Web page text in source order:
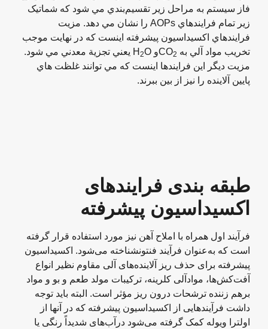
فاز سيستم به مراحل زير تقسيم‌بندي مي شود که شماتيک
زیر تمام فرايندهاي AOPs را نشان مي دهد. مزيت
فرايندهاي اکسيداسيون پيشرفته اينست که در نهايت موجب
تخريب مواد آلي به CO 2 و H 2
O يعني تجزية معدني مي شود.
مزيت ديگر اين فرايندها اينست که مي توانند غلظت هاي
پايين آلاينده را نيز از بين ببرند.
طبقه بندی فرایندهای
اکسیداسیون پیشرفته
فرآیند اول همراه با املاح آهن نیز مورد استفاده قرار گرفته
است که به‌عنوان فرآیند فنتونشناخته می‌شود. اکسیداسیون
پیشرفته برای حذف ریز آلاینده‌های آلی مقاوم نظیر انواع
آفت‌کش‌ها، موادآلی کلرینه، ترکیبات مولد طعم و بو و مواد
برهم زننده ترشحات درون ریز مؤثر است. البته باید توجه
داشت فرآیندهایی از اکسیداسیون پیشرفته که در آنها از
اولترا ویوله کمک گرفته می‌شود درآ‌ب‌های شدیداً رنگی یا